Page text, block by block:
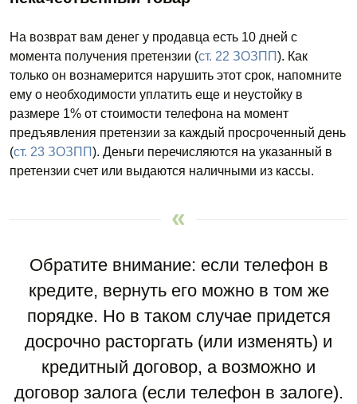
На возврат вам денег у продавца есть 10 дней с
момента получения претензии (ст. 22 ЗОЗПП). Как
только он вознамерится нарушить этот срок, напомните
ему о необходимости уплатить еще и неустойку в
размере 1% от стоимости телефона на момент
предъявления претензии за каждый просроченный день
(ст. 23 ЗОЗПП). Деньги перечисляются на указанный в
претензии счет или выдаются наличными из кассы.
Обратите внимание: если телефон в
кредите, вернуть его можно в том же
порядке. Но в таком случае придется
досрочно расторгать (или изменять) и
кредитный договор, а возможно и
договор залога (если телефон в залоге).